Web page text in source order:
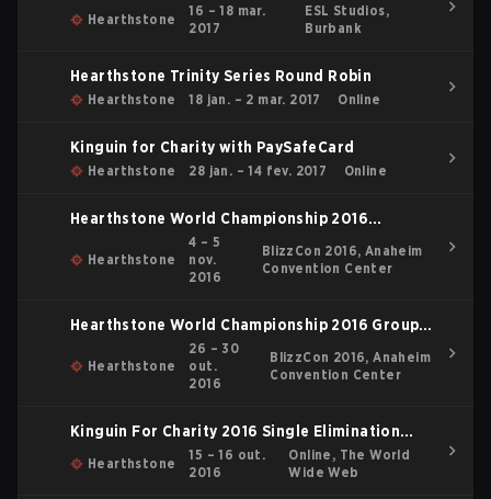
Hearthstone
16 – 18 mar.
2017
ESL Studios,
Burbank
Hearthstone Trinity Series Round Robin
Hearthstone 18 jan. – 2 mar. 2017 Online
Kinguin for Charity with PaySafeCard
Hearthstone 28 jan. – 14 fev. 2017 Online
Hearthstone World Championship 2016
Hearthstone
4 – 5
nov.
2016
BlizzCon 2016, Anaheim
Convention Center
Hearthstone World Championship 2016 Group
Hearthstone
26 – 30
out.
2016
BlizzCon 2016, Anaheim
Convention Center
Kinguin For Charity 2016 Single Elimination
Hearthstone
15 – 16 out.
2016
Online, The World
Wide Web